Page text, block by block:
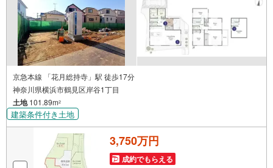
京急本線 「花月総持寺」駅 徒歩17分
神奈川県横浜市鶴見区岸谷1丁目
土地101.89m2
建築条件付き土地
3,750万円
成約でもらえる